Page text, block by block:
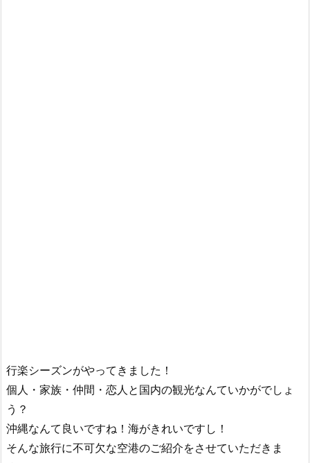
行楽シーズンがやってきました！
個人・家族・仲間・恋人と国内の観光なんていかがでしょ
う？
沖縄なんて良いですね！海がきれいですし！
そんな旅行に不可欠な空港のご紹介をさせていただきま